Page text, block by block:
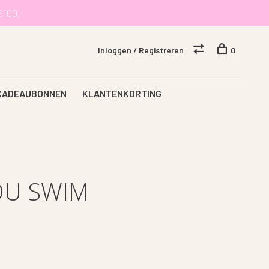
KLANTENKORTING
Inloggen / Registreren 0
SWIM